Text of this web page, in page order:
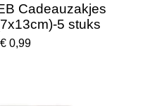
Cadeauzakjes
5 stuks
€ 0,99